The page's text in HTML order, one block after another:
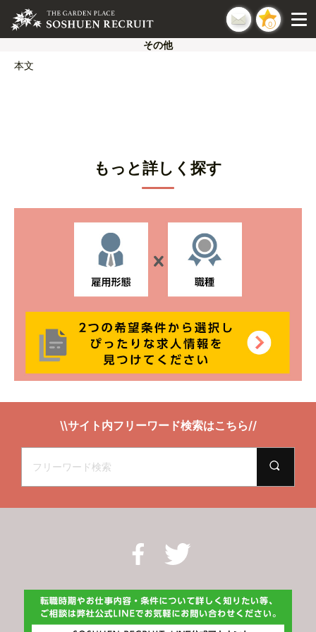
0
その他
本文
もっと詳しく探す
\\サイト内フリーワード検索はこちら//